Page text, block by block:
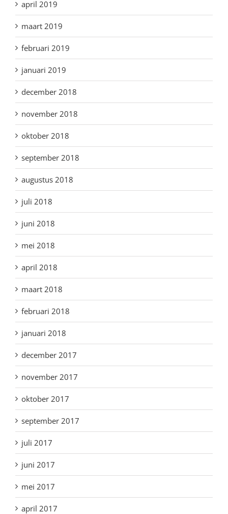
april 2019
maart 2019
februari 2019
januari 2019
december 2018
november 2018
oktober 2018
september 2018
augustus 2018
juli 2018
juni 2018
mei 2018
april 2018
maart 2018
februari 2018
januari 2018
december 2017
november 2017
oktober 2017
september 2017
juli 2017
juni 2017
mei 2017
april 2017